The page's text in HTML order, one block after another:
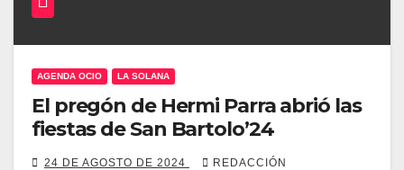
AGENDA OCIO LA SOLANA
El pregón de Hermi Parra abrió las
fiestas de San Bartolo’24
24 DE AGOSTO DE 2024 REDACCIÓN